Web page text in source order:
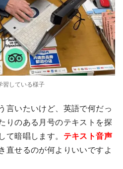
習している様子
言いたいけど、英語で何だっ
りのある月号のテキストを探
て暗唱します。 テキスト音声
直せるのが何よりいいですよ